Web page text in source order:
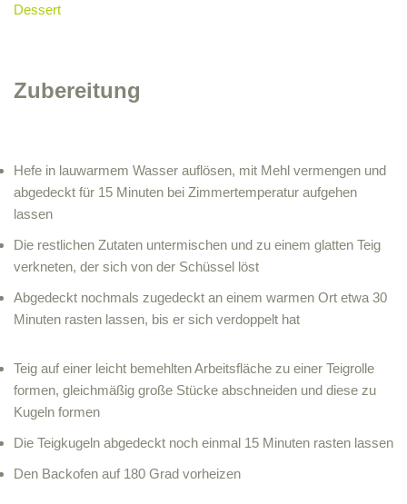
Dessert
Zubereitung
Hefe in lauwarmem Wasser auflösen, mit Mehl vermengen und
abgedeckt für 15 Minuten bei Zimmertemperatur aufgehen
lassen
Die restlichen Zutaten untermischen und zu einem glatten Teig
verkneten, der sich von der Schüssel löst
Abgedeckt nochmals zugedeckt an einem warmen Ort etwa 30
Minuten rasten lassen, bis er sich verdoppelt hat
Teig auf einer leicht bemehlten Arbeitsfläche zu einer Teigrolle
formen, gleichmäßig große Stücke abschneiden und diese zu
Kugeln formen
Die Teigkugeln abgedeckt noch einmal 15 Minuten rasten lassen
Den Backofen auf 180 Grad vorheizen